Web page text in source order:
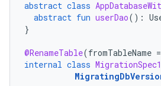
abstract class
abstract fun userDao():
}
@RenameTable(fromTableName =
internal class